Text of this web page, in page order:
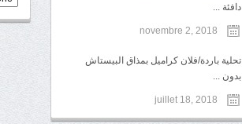
دافئة ...
novembre 2, 2018
تحلية باردة/فلان كراميل بمذاق البيستاش
بدون ...
juillet 18, 2018